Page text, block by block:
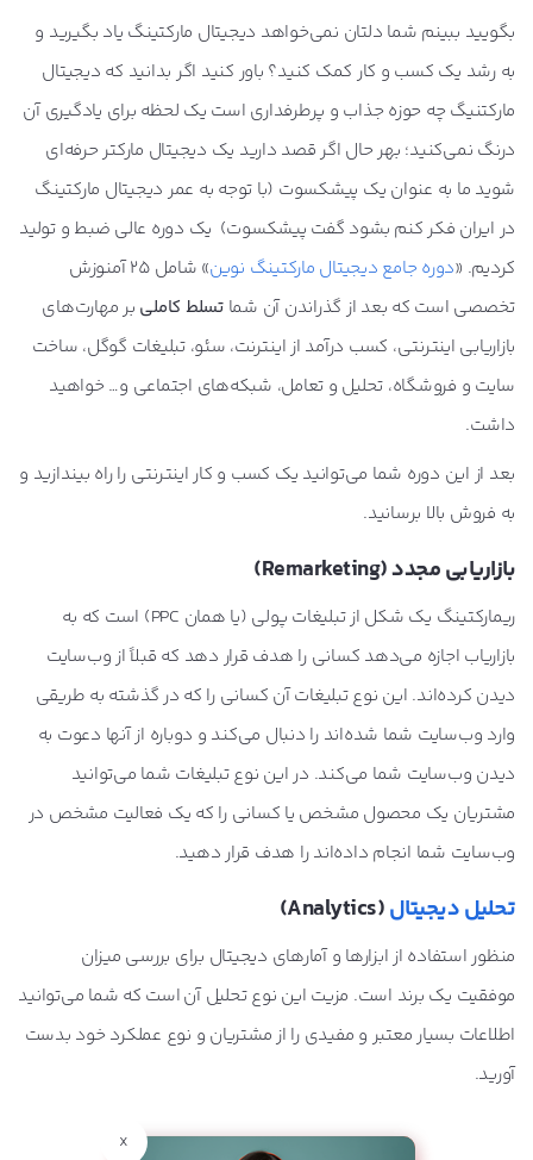
بگویید ببینم شما دلتان نمی‌خواهد دیجیتال مارکتینگ یاد بگیرید و
به رشد یک کسب و کار کمک کنید؟ باور کنید اگر بدانید که دیجیتال
مارکتنیگ چه حوزه جذاب و پرطرفداری است یک لحظه برای یادگیری آن
درنگ نمی‌کنید؛ بهر حال اگر قصد دارید یک دیجیتال مارکتر حرفه‌ای
شوید ما به عنوان یک پیشکسوت (با توجه به عمر دیجیتال مارکتینگ
در ایران فکر کنم بشود گفت پیشکسوت) یک دوره عالی ضبط و تولید
کردیم. «دوره جامع دیجیتال مارکتینگ نوین
» شامل 25 آمنوزش
تخصصی است که بعد از گذراندن آن شماتسلط کاملی بر مهارت‌های
بازاریابی اینترنتی، کسب درآمد از اینترنت، سئو، تبلیغات گوگل، ساخت
سایت و فروشگاه، تحلیل و تعامل، شبکه‌های اجتماعی و… خواهید
داشت.
بعد از این دوره شما می‌توانید یک کسب و کار اینترنتی را راه بیندازید و
به فروش بالا برسانید.
بازاریابی مجدد (Remarketing)
ریمارکتینگ یک شکل از تبلیغات پولی (یا همان PPC) است که به
بازاریاب اجازه می‌دهد کسانی را هدف قرار دهد که قبلاً از وب‌سایت
دیدن کرده‌اند. این نوع تبلیغات آن کسانی را که در ‌گذشته به طریقی
وارد وب‌سایت شما شده‌اند را دنبال می‌کند و دوباره از آنها دعوت به
دیدن وب‌سایت شما می‌کند. در این نوع تبلیغات شما می‌توانید
مشتریان یک محصول مشخص یا کسانی را که یک فعالیت مشخص در
وب‌سایت شما انجام داده‌اند را هدف قرار دهید.
تحلیل دیجیتال(Analytics)
منظور استفاده از ابزارها و آمارهای دیجیتال برای بررسی میزان
موفقیت یک برند است. مزیت این نوع تحلیل آن است که شما می‌توانید
اطلاعات بسیار معتبر و مفیدی را از مشتریان و نوع عملکرد خود بدست
آورید.
x